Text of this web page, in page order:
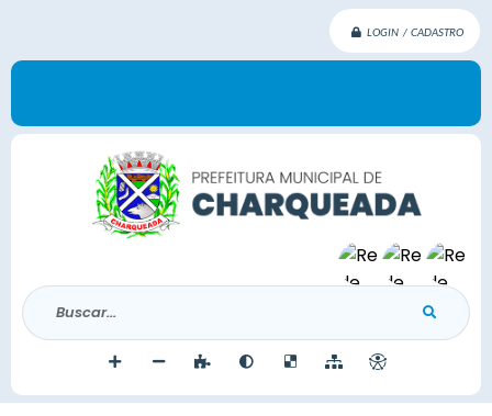
LOGIN / CADASTRO
Buscar...